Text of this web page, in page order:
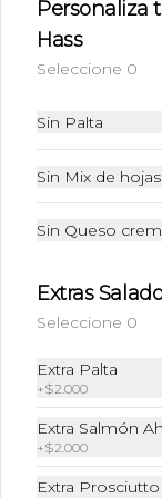
Personaliza
Hass
Seleccione 0
Sin Palta
Sin Mix de
Sin Queso
Extras
Seleccione 0
Extra Palta
+$2.000
Extra Salmón
+$2.000
Extra Prosciutto